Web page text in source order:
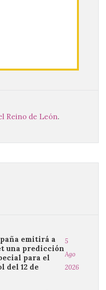
Reino de León.
emitirá a
una predicción
para el
del 12 de
5
Ago
2026